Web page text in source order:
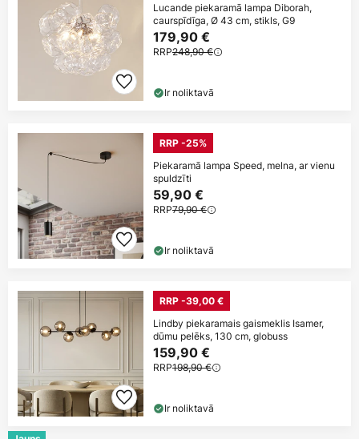
Lucande piekaramā lampa Diborah,
caurspīdīga, Ø 43 cm, stikls, G9
179,90 €
RRP248,90 €
Ir noliktavā
RRP -25%
Piekaramā lampa Speed, melna, ar vienu
spuldzīti
59,90 €
RRP79,90 €
Ir noliktavā
RRP -39,00 €
Lindby piekaramais gaismeklis Isamer,
dūmu pelēks, 130 cm, globuss
159,90 €
RRP198,90 €
Ir noliktavā